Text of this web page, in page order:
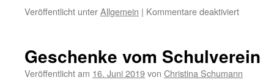
Veröffentlicht unterAllgemein | Kommentare deaktiviertfür
Geschenke vom Schulverein
Veröffentlicht am 16. Juni 2019von Christina Schumann